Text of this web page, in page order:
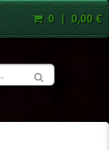
0 | 0,00 €